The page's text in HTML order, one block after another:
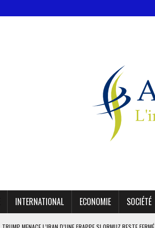
INTERNATIONAL ECONOMIE SOCIÉTÉ